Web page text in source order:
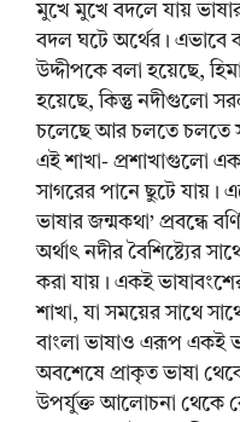
মুখে মুখে বদলে যায়
বদল ঘটে অর্থের। এভাবে
উদ্দীপকে বলা হয়েছে,
হয়েছে, কিন্তু নদীগুলো
চলেছে আর চলতে চলতে
এই শাখা- প্রশাখাগুলো এক
সাগরের পানে ছুটে যায়।
ভাষার জন্মকথা’ প্রবন্ধে
অর্থাৎ নদীর বৈশিষ্ট্যের
করা যায়। একই
শাখা, যা সময়ের সাথে
বাংলা ভাষাও এরূপ একই
অবশেষে প্রাকৃত ভাষা
উপর্যুক্ত আলোচনা থেকে